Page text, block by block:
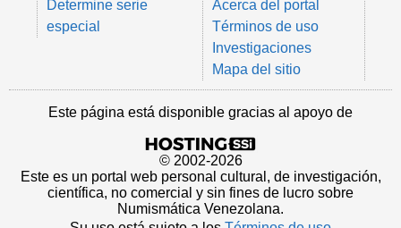
Determine serie
especial
Acerca del portal
Términos de uso
Investigaciones
Mapa del sitio
Este página está disponible gracias al apoyo de
© 2002-2026
Este es un portal web personal cultural, de investigación,
científica, no comercial y sin fines de lucro sobre
Numismática Venezolana.